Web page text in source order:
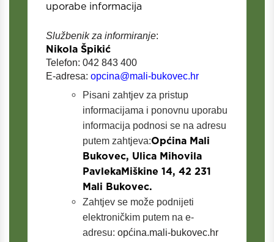
uporabe informacija
Službenik za informiranje:
Nikola Špikić
Telefon: 042 843 400
E-adresa: opcina@mali-bukovec.hr
Pisani zahtjev za pristup
informacijama i ponovnu uporabu
informacija podnosi se na adresu
putem zahtjeva:Općina Mali
Bukovec, Ulica Mihovila
PavlekaMiškine 14, 42 231
Mali Bukovec.
Zahtjev se može podnijeti
elektroničkim putem na e-
adresu: općina.mali-bukovec.hr